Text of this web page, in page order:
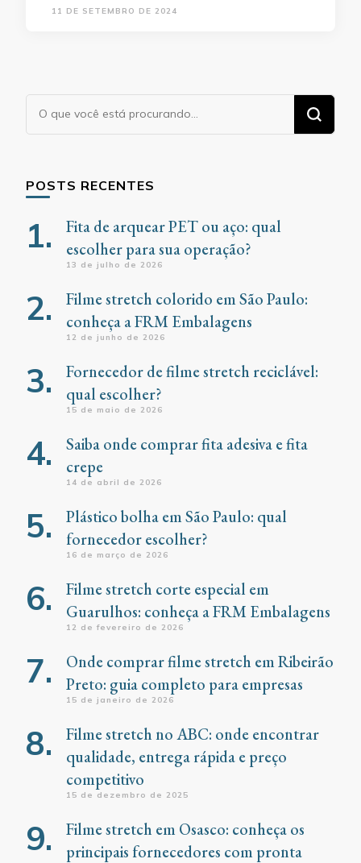
11 DE SETEMBRO DE 2024
Procurando
algo?
POSTS RECENTES
Fita de arquear PET ou aço: qual
escolher para sua operação?
13 de julho de 2026
Filme stretch colorido em São Paulo:
conheça a FRM Embalagens
12 de junho de 2026
Fornecedor de filme stretch reciclável:
qual escolher?
15 de maio de 2026
Saiba onde comprar fita adesiva e fita
crepe
14 de abril de 2026
Plástico bolha em São Paulo: qual
fornecedor escolher?
16 de março de 2026
Filme stretch corte especial em
Guarulhos: conheça a FRM Embalagens
12 de fevereiro de 2026
Onde comprar filme stretch em Ribeirão
Preto: guia completo para empresas
15 de janeiro de 2026
Filme stretch no ABC: onde encontrar
qualidade, entrega rápida e preço
competitivo
15 de dezembro de 2025
Filme stretch em Osasco: conheça os
principais fornecedores com pronta